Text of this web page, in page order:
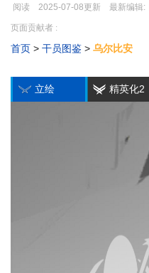
阅读 2025-07-08更新 最新编辑:
跳
导
跳
搜
页面贡献者 :
首页 > 干员图鉴 > 乌尔比安
立绘 精英化2